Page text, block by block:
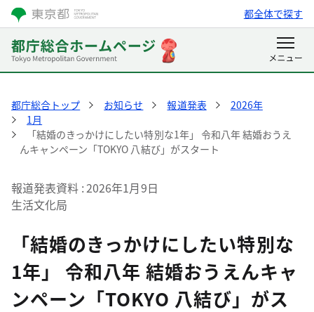
都全体で探す
都庁総合トップ お知らせ 報道発表
2026年
1月
「結婚のきっかけにしたい特別な1年」 令和八年 結婚おうえ
んキャンペーン「TOKYO 八結び」がスタート
報道発表資料 2026年1月9日
生活文化局
「結婚のきっかけにしたい特別な
1年」 令和八年 結婚おうえんキャ
ンペーン「TOKYO 八結び」がス